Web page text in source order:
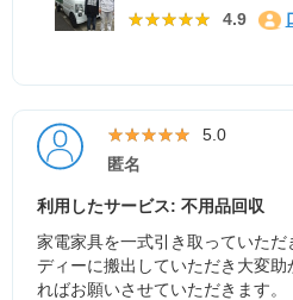
★★★★★
★★★★★ 4.9
★★★★★
★★★★★ 5.0
匿名
利用したサービス: 不用品回収
家電家具を一式引き取っていた
ディーに搬出していただき大変
ればお願いさせていただきます。